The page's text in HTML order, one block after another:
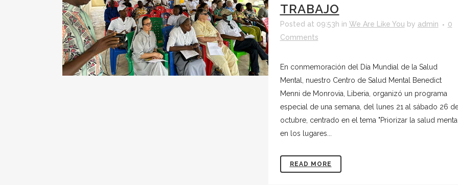
TRABAJO
Posted at 09:53h in We Are Like You by admin
0
Comments
En conmemoración del Día Mundial de la Salud
Mental, nuestro Centro de Salud Mental Benedict
Menni de Monrovia, Liberia, organizó un programa
especial de una semana, del lunes 21 al sábado 26
octubre, centrado en el tema "Priorizar la salud
en los lugares...
READ MORE